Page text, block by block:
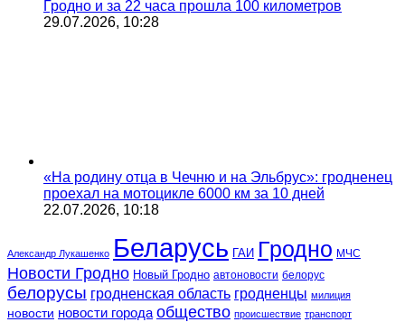
Гродно и за 22 часа прошла 100 километров
29.07.2026, 10:28
«На родину отца в Чечню и на Эльбрус»: гродненец
проехал на мотоцикле 6000 км за 10 дней
22.07.2026, 10:18
Александр Лукашенко Беларусь ГАИ Гродно МЧС
Новости Гродно Новый Гродно автоновости белорус
белорусы гродненская область гродненцы милиция
новости новости города общество происшествие транспорт